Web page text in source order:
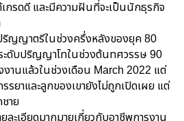
เกรดดี และมีความฝันที่จะเป็นนักธุรกิจ
ปริญญาตรีในช่วงครึ่งหลังของยุค 80
ระดับปริญญาโทในช่วงต้นทศวรรษ 90
านแล้วในช่วงเดือน March 2022 แต่
รยาและลูกของเขายังไม่ถูกเปิดเผย แต่
าย
ยละเอียดมากมายเกี่ยวกับอาชีพการงาน